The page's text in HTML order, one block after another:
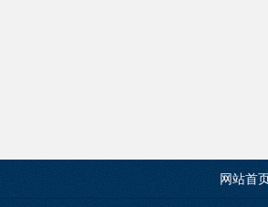
网站首